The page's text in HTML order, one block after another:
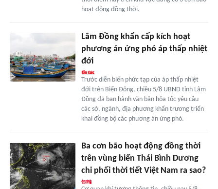
hoạt động đồng thời.
Lâm Đồng khẩn cấp kích hoạt
phương án ứng phó áp thấp nhiệt
đới
Trước diễn biến phức tạp của áp thấp nhiệt
đới trên Biển Đông, chiều 5/8 UBND tỉnh Lâm
Đồng đã ban hành văn bản hỏa tốc yêu cầu
các sở, ngành, địa phương khẩn trương triển
khai đồng bộ các phương án ứng phó.
Ba cơn bão hoạt động đồng thời
trên vùng biển Thái Bình Dương
chi phối thời tiết Việt Nam ra sao?